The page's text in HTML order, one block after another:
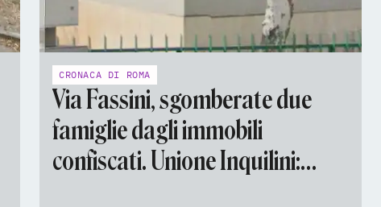
CRONACA DI ROMA
Via Fassini, sgomberate due
famiglie dagli immobili
confiscati. Unione Inquilini: